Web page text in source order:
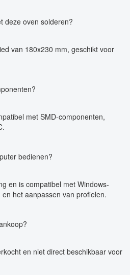
deze oven solderen?
van 180x230 mm, geschikt voor
met SMD-componenten,
bedienen?
en is compatibel met Windows-
het aanpassen van profielen.
en niet direct beschikbaar voor